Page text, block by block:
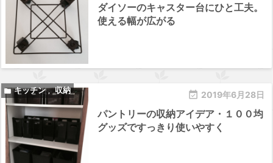
ダイソーのキャスター台にひと工夫。
使える幅が広がる
 2019年6月28日
 キッチン , 収納
パントリーの収納アイデア・１００均
グッズですっきり使いやすく